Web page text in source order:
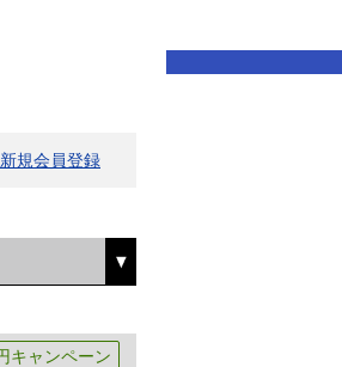
規会員登録
キャンペーン